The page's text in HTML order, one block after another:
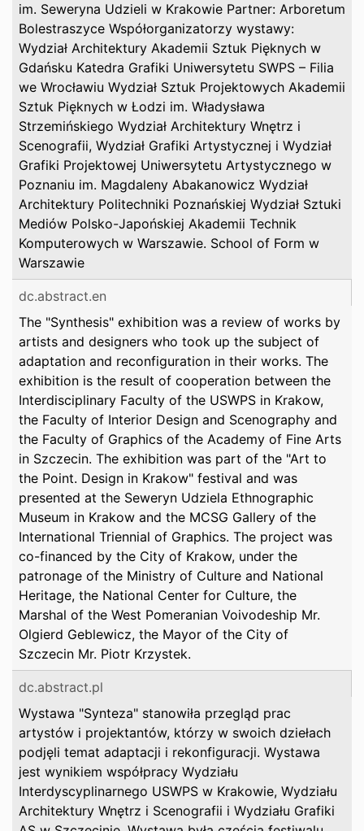
im. Seweryna Udzieli w Krakowie Partner: Arboretum
Bolestraszyce Współorganizatorzy wystawy:
Wydział Architektury Akademii Sztuk Pięknych w
Gdańsku Katedra Grafiki Uniwersytetu SWPS – Filia
we Wrocławiu Wydział Sztuk Projektowych Akademii
Sztuk Pięknych w Łodzi im. Władysława
Strzemińskiego Wydział Architektury Wnętrz i
Scenografii, Wydział Grafiki Artystycznej i Wydział
Grafiki Projektowej Uniwersytetu Artystycznego w
Poznaniu im. Magdaleny Abakanowicz Wydział
Architektury Politechniki Poznańskiej Wydział Sztuki
Mediów Polsko-Japońskiej Akademii Technik
Komputerowych w Warszawie. School of Form w
Warszawie
dc.abstract.en
The "Synthesis" exhibition was a review of works by
artists and designers who took up the subject of
adaptation and reconfiguration in their works. The
exhibition is the result of cooperation between the
Interdisciplinary Faculty of the USWPS in Krakow,
the Faculty of Interior Design and Scenography and
the Faculty of Graphics of the Academy of Fine Arts
in Szczecin. The exhibition was part of the "Art to
the Point. Design in Krakow" festival and was
presented at the Seweryn Udziela Ethnographic
Museum in Krakow and the MCSG Gallery of the
International Triennial of Graphics. The project was
co-financed by the City of Krakow, under the
patronage of the Ministry of Culture and National
Heritage, the National Center for Culture, the
Marshal of the West Pomeranian Voivodeship Mr.
Olgierd Geblewicz, the Mayor of the City of
Szczecin Mr. Piotr Krzystek.
dc.abstract.pl
Wystawa "Synteza" stanowiła przegląd prac
artystów i projektantów, którzy w swoich dziełach
podjęli temat adaptacji i rekonfiguracji. Wystawa
jest wynikiem współpracy Wydziału
Interdyscyplinarnego USWPS w Krakowie, Wydziału
Architektury Wnętrz i Scenografii i Wydziału Grafiki